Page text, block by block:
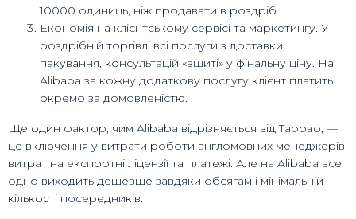
10000 одиниць, ніж продавати в роздріб.
Економія на клієнтському сервісі та маркетингу. У
роздрібній торгівлі всі послуги з доставки,
пакування, консультацій «вшиті» у фінальну ціну. На
Alibaba за кожну додаткову послугу клієнт платить
окремо за домовленістю.
Ще один фактор, чим Alibaba відрізняється від Taobao, —
це включення у витрати роботи англомовних менеджерів,
витрат на експортні ліцензії та платежі. Але на Alibaba все
одно виходить дешевше завдяки обсягам і мінімальній
кількості посередників.